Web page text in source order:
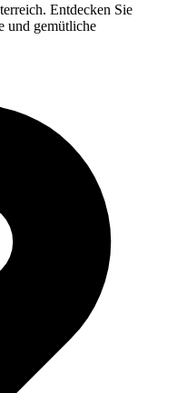
Entdecken Sie
und gemütliche